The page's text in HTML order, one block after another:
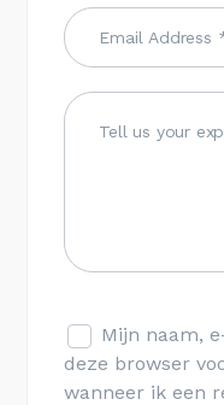
Mijn naam,
deze browser
wanneer ik een